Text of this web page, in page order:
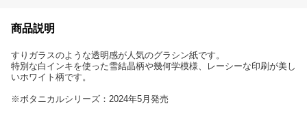
商品説明
すりガラスのような透明感が人気のグラシン紙です。
特別な白インキを使った雪結晶柄や幾何学模様、レーシーな印刷が美し
いホワイト柄です。
※ボタニカルシリーズ：2024年5月発売